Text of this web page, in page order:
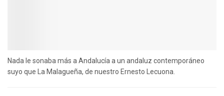
Nada le sonaba más a Andalucía a un andaluz contemporáneo
suyo que La Malagueña, de nuestro Ernesto Lecuona.